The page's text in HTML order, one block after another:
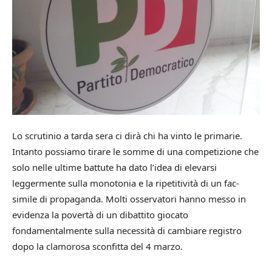
Lo scrutinio a tarda sera ci dirà chi ha vinto le primarie.
Intanto possiamo tirare le somme di una competizione che
solo nelle ultime battute ha dato l’idea di elevarsi
leggermente sulla monotonia e la ripetitività di un fac-
simile di propaganda. Molti osservatori hanno messo in
evidenza la povertà di un dibattito giocato
fondamentalmente sulla necessità di cambiare registro
dopo la clamorosa sconfitta del 4 marzo.